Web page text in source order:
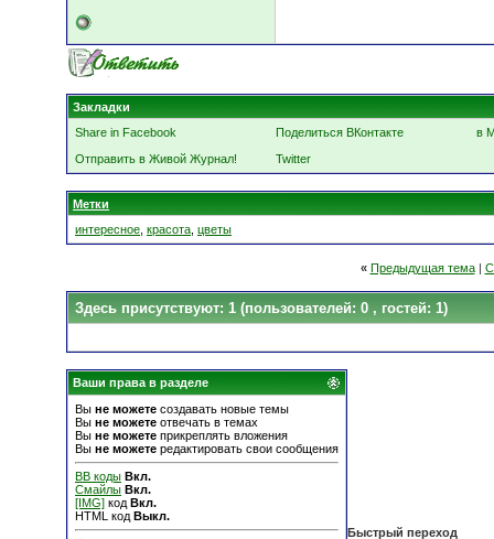
Закладки
Share in Facebook
Поделиться ВКонтакте
в
Отправить в Живой Журнал!
Twitter
Метки
интересное красота цветы
« Предыдущая тема|
Здесь присутствуют: 1 (пользователей: 0 , гостей: 1)
Ваши права в разделе
Вы не можете создавать новые темы
Вы не можете отвечать в темах
Вы не можете прикреплять вложения
Вы не можете редактировать свои сообщения
BB коды Вкл.
Смайлы Вкл.
[IMG] код Вкл.
HTML код Выкл.
Быстрый переход